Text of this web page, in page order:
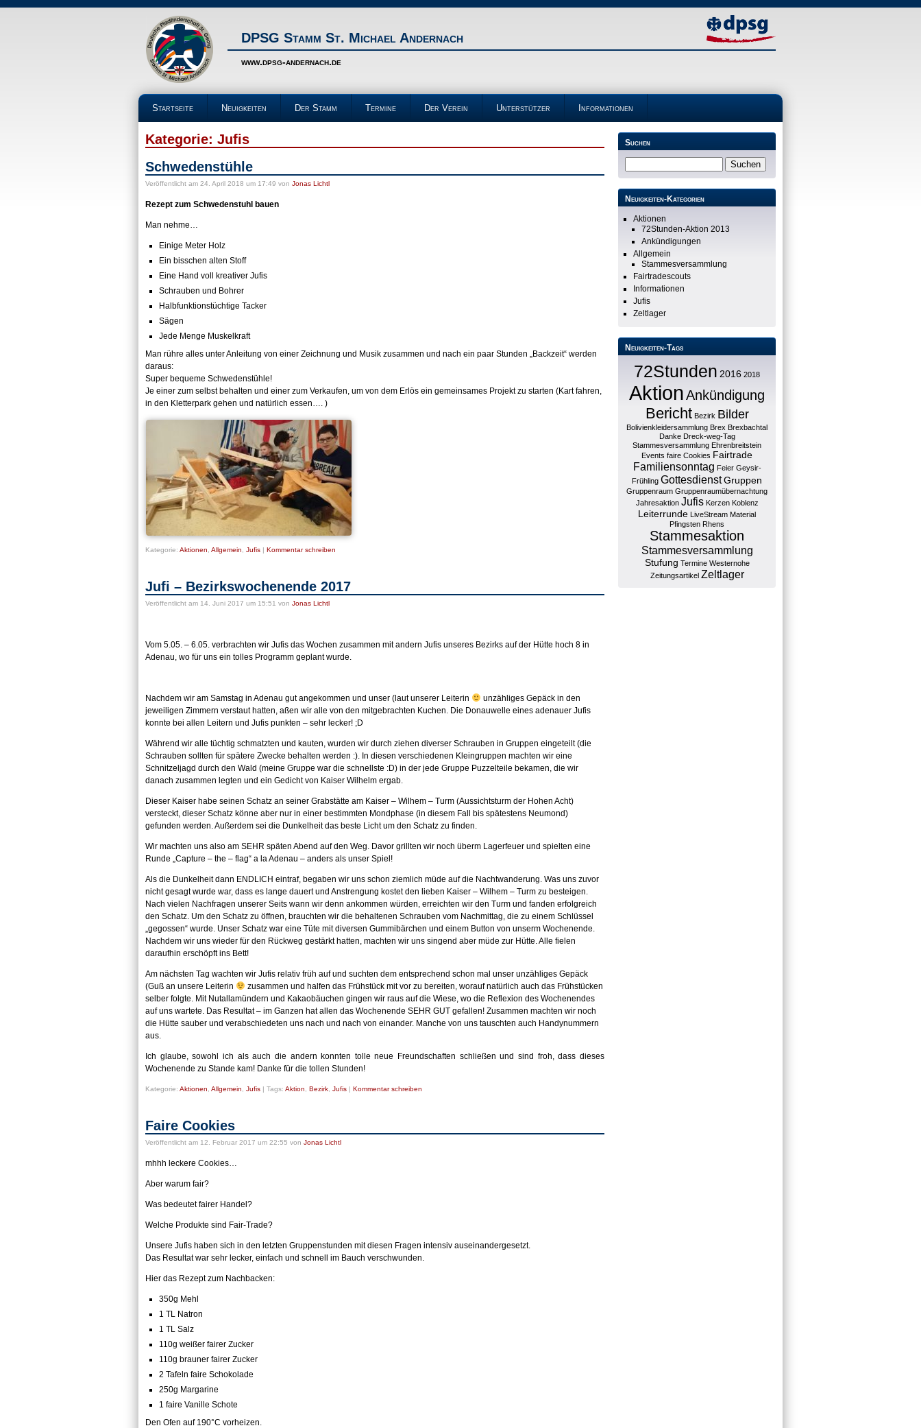
DPSG Stamm St. Michael Andernach
www.dpsg-andernach.de
Startseite Neuigkeiten Der Stamm Termine Der Verein Unterstützer Informationen
Kategorie: Jufis
Schwedenstühle
Veröffentlicht am 24. April 2018 um 17:49 von Jonas Lichtl
Rezept zum Schwedenstuhl bauen
Man nehme…
Einige Meter Holz
Ein bisschen alten Stoff
Eine Hand voll kreativer Jufis
Schrauben und Bohrer
Halbfunktionstüchtige Tacker
Sägen
Jede Menge Muskelkraft
Man rühre alles unter Anleitung von einer Zeichnung und Musik zusammen und nach ein paar Stunden „Backzeit“ werden
daraus:
Super bequeme Schwedenstühle!
Je einer zum selbst behalten und einer zum Verkaufen, um von dem Erlös ein gemeinsames Projekt zu starten (Kart fahren,
in den Kletterpark gehen und natürlich essen…. )
Kategorie: Aktionen Allgemein Jufis | Kommentar schreiben
Jufi – Bezirkswochenende 2017
Veröffentlicht am 14. Juni 2017 um 15:51 von Jonas Lichtl
Vom 5.05. – 6.05. verbrachten wir Jufis das Wochen zusammen mit andern Jufis unseres Bezirks auf der Hütte hoch 8 in
Adenau, wo für uns ein tolles Programm geplant wurde.
Nachdem wir am Samstag in Adenau gut angekommen und unser (laut unserer Leiterin
unzähliges Gepäck in den
jeweiligen Zimmern verstaut hatten, aßen wir alle von den mitgebrachten Kuchen. Die Donauwelle eines adenauer Jufis
konnte bei allen Leitern und Jufis punkten – sehr lecker! ;D
Während wir alle tüchtig schmatzten und kauten, wurden wir durch ziehen diverser Schrauben in Gruppen eingeteilt (die
Schrauben sollten für spätere Zwecke behalten werden :). In diesen verschiedenen Kleingruppen machten wir eine
Schnitzeljagd durch den Wald (meine Gruppe war die schnellste :D) in der jede Gruppe Puzzelteile bekamen, die wir
danach zusammen legten und ein Gedicht von Kaiser Wilhelm ergab.
Dieser Kaiser habe seinen Schatz an seiner Grabstätte am Kaiser – Wilhem – Turm (Aussichtsturm der Hohen Acht)
versteckt, dieser Schatz könne aber nur in einer bestimmten Mondphase (in diesem Fall bis spätestens Neumond)
gefunden werden. Außerdem sei die Dunkelheit das beste Licht um den Schatz zu finden.
Wir machten uns also am SEHR späten Abend auf den Weg. Davor grillten wir noch überm Lagerfeuer und spielten eine
Runde „Capture – the – flag“ a la Adenau – anders als unser Spiel!
Als die Dunkelheit dann ENDLICH eintraf, begaben wir uns schon ziemlich müde auf die Nachtwanderung. Was uns zuvor
nicht gesagt wurde war, dass es lange dauert und Anstrengung kostet den lieben Kaiser – Wilhem – Turm zu besteigen.
Nach vielen Nachfragen unserer Seits wann wir denn ankommen würden, erreichten wir den Turm und fanden erfolgreich
den Schatz. Um den Schatz zu öffnen, brauchten wir die behaltenen Schrauben vom Nachmittag, die zu einem Schlüssel
„gegossen“ wurde. Unser Schatz war eine Tüte mit diversen Gummibärchen und einem Button von unserm Wochenende.
Nachdem wir uns wieder für den Rückweg gestärkt hatten, machten wir uns singend aber müde zur Hütte. Alle fielen
daraufhin erschöpft ins Bett!
Am nächsten Tag wachten wir Jufis relativ früh auf und suchten dem entsprechend schon mal unser unzähliges Gepäck
(Guß an unsere Leiterin
zusammen und halfen das Frühstück mit vor zu bereiten, worauf natürlich auch das Frühstücken
selber folgte. Mit Nutallamündern und Kakaobäuchen gingen wir raus auf die Wiese, wo die Reflexion des Wochenendes
auf uns wartete. Das Resultat – im Ganzen hat allen das Wochenende SEHR GUT gefallen! Zusammen machten wir noch
die Hütte sauber und verabschiedeten uns nach und nach von einander. Manche von uns tauschten auch Handynummern
aus.
Ich glaube, sowohl ich als auch die andern konnten tolle neue Freundschaften schließen und sind froh, dass dieses
Wochenende zu Stande kam! Danke für die tollen Stunden!
Kategorie: Aktionen Allgemein Jufis | Tags: Aktion Bezirk Jufis | Kommentar schreiben
Faire Cookies
Veröffentlicht am 12. Februar 2017 um 22:55 von Jonas Lichtl
mhhh leckere Cookies…
Aber warum fair?
Was bedeutet fairer Handel?
Welche Produkte sind Fair-Trade?
Unsere Jufis haben sich in den letzten Gruppenstunden mit diesen Fragen intensiv auseinandergesetzt.
Das Resultat war sehr lecker, einfach und schnell im Bauch verschwunden.
Hier das Rezept zum Nachbacken:
350g Mehl
1 TL Natron
1 TL Salz
110g weißer fairer Zucker
110g brauner fairer Zucker
2 Tafeln faire Schokolade
250g Margarine
1 faire Vanille Schote
Den Ofen auf 190°C vorheizen.
Suchen
Neuigkeiten-Kategorien
Aktionen
72Stunden-Aktion 2013
Ankündigungen
Allgemein
Stammesversammlung
Fairtradescouts
Informationen
Jufis
Zeltlager
Neuigkeiten-Tags
72Stunden 2016 2018
AktionAnkündigung
Bericht Bezirk Bilder
Bolivienkleidersammlung Brex Brexbachtal
Danke Dreck-weg-Tag
Stammesversammlung Ehrenbreitstein
Events faire Cookies Fairtrade
Familiensonntag Feier Geysir-
Frühling GottesdienstGruppen
Gruppenraum Gruppenraumübernachtung
Jahresaktion Jufis Kerzen Koblenz
Leiterrunde LiveStream Material
Pfingsten Rhens
Stammesaktion
Stammesversammlung
Stufung Termine Westernohe
Zeitungsartikel Zeltlager